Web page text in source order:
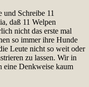
und Schreibe 11
daß 11 Welpen
nicht das erste mal
so immer ihre Hunde
Leute nicht so weit oder
zu lassen. Wir in
eine Denkweise kaum